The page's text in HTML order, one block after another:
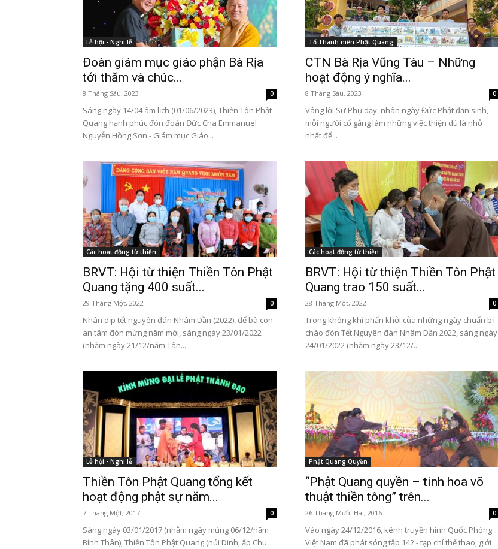
Phật
Lễ hội - Nghi lễ
Đoàn giám mục giáo phận Bà Rịa
tới thăm và chúc...
8 Tháng Sáu, 2023 0
Sáng ngày 14/04 âm lịch (01/06/2023), Thiền Tôn Phật
Quang hạnh phúc đón đoàn Đức Cha Emmanuel
Nguyễn Hồng Sơn - Giám mục Giáo...
Tổ Thanh niên Phật Quang
CTN Bà Rịa Vũng Tàu – Những
hoạt động ý nghĩa...
8 Tháng Sáu, 2023 0
Vâng lời Sư Phụ dạy, nhân ngày Đức Phật đản sinh,
mỗi người cố gắng làm những việc thiện dù là nhỏ
nhất để...
Các hoạt động từ thiện
BRVT: Hội từ thiện Thiền Tôn Phật
Quang tặng 400 suất...
29 Tháng Một, 2022 0
Nhân dịp tết nguyên đán Nhâm Dần (2022), để bà con
an tâm đón mừng năm mới, sáng ngày 23/01/2022
(nhằm ngày 21/12/năm Tân...
Các hoạt động từ thiện
BRVT: Hội từ thiện Thiền Tôn Phật
Quang trao 150 suất...
28 Tháng Một, 2022 0
Trong không khí phấn khởi của những ngày chuẩn bị
chào đón Tết Nguyên đán Nhâm Dần 2022, sáng ngày
24/01/2022 (nhằm ngày 23/12/...
Lễ hội - Nghi lễ
Thiền Tôn Phật Quang tổng kết
hoạt động phật sự năm...
7 Tháng Một, 2017 0
Sáng ngày 03/01/2017 (nhằm ngày mùng 06/12/năm
Bính Thân), Thiền Tôn Phật Quang (núi Dinh, ấp Chu
Phật Quang Quyền
“Phật Quang quyền – tinh hoa võ
thuật thiền tông” trên...
26 Tháng Mười Hai, 2016 0
Vào ngày 24/12/2016, kênh truyền hình Quốc Phòng
Việt Nam đã phát sóng tập 142 - tạp chí thể thao, giới